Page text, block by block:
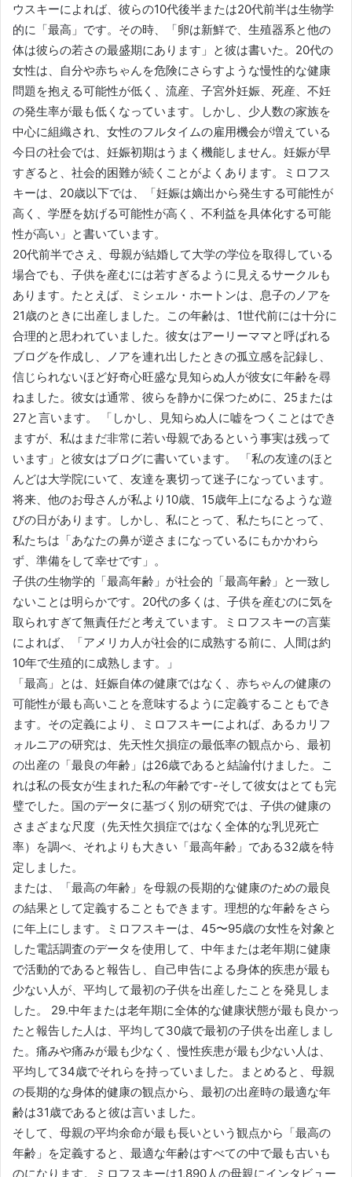
ウスキーによれば、彼らの10代後半または20代前半は生物学
的に「最高」です。その時、「卵は新鮮で、生殖器系と他の
体は彼らの若さの最盛期にあります」と彼は書いた。20代の
女性は、自分や赤ちゃんを危険にさらすような慢性的な健康
問題を抱える可能性が低く、流産、子宮外妊娠、死産、不妊
の発生率が最も低くなっています。しかし、少人数の家族を
中心に組織され、女性のフルタイムの雇用機会が増えている
今日の社会では、妊娠初期はうまく機能しません。妊娠が早
すぎると、社会的困難が続くことがよくあります。ミロフス
キーは、20歳以下では、「妊娠は嫡出から発生する可能性が
高く、学歴を妨げる可能性が高く、不利益を具体化する可能
性が高い」と書いています。
20代前半でさえ、母親が結婚して大学の学位を取得している
場合でも、子供を産むには若すぎるように見えるサークルも
あります。たとえば、ミシェル・ホートンは、息子のノアを
21歳のときに出産しました。この年齢は、1世代前には十分に
合理的と思われていました。彼女はアーリーママと呼ばれる
ブログを作成し、ノアを連れ出したときの孤立感を記録し、
信じられないほど好奇心旺盛な見知らぬ人が彼女に年齢を尋
ねました。彼女は通常、彼らを静かに保つために、25または
27と言います。 「しかし、見知らぬ人に嘘をつくことはでき
ますが、私はまだ非常に若い母親であるという事実は残って
います」と彼女はブログに書いています。 「私の友達のほと
んどは大学院にいて、友達を裏切って迷子になっています。
将来、他のお母さんが私より10歳、15歳年上になるような遊
びの日があります。しかし、私にとって、私たちにとって、
私たちは「あなたの鼻が逆さまになっているにもかかわら
ず、準備をして幸せです」。
子供の生物学的「最高年齢」が社会的「最高年齢」と一致し
ないことは明らかです。20代の多くは、子供を産むのに気を
取られすぎて無責任だと考えています。ミロフスキーの言葉
によれば、「アメリカ人が社会的に成熟する前に、人間は約
10年で生殖的に成熟します。」
「最高」とは、妊娠自体の健康ではなく、赤ちゃんの健康の
可能性が最も高いことを意味するように定義することもでき
ます。その定義により、ミロフスキーによれば、あるカリフ
ォルニアの研究は、先天性欠損症の最低率の観点から、最初
の出産の「最良の年齢」は26歳であると結論付けました。こ
れは私の長女が生まれた私の年齢です-そして彼女はとても完
璧でした。国のデータに基づく別の研究では、子供の健康の
さまざまな尺度（先天性欠損症ではなく全体的な乳児死亡
率）を調べ、それよりも大きい「最高年齢」である32歳を特
定しました。
または、「最高の年齢」を母親の長期的な健康のための最良
の結果として定義することもできます。理想的な年齢をさら
に年上にします。ミロフスキーは、45〜95歳の女性を対象と
した電話調査のデータを使用して、中年または老年期に健康
で活動的であると報告し、自己申告による身体的疾患が最も
少ない人が、平均して最初の子供を出産したことを発見しま
した。 29.中年または老年期に全体的な健康状態が最も良かっ
たと報告した人は、平均して30歳で最初の子供を出産しまし
た。痛みや痛みが最も少なく、慢性疾患が最も少ない人は、
平均して34歳でそれらを持っていました。まとめると、母親
の長期的な身体的健康の観点から、最初の出産時の最適な年
齢は31歳であると彼は言いました。
そして、母親の平均余命が最も長いという観点から「最高の
年齢」を定義すると、最適な年齢はすべての中で最も古いも
のになります。ミロフスキーは1,890人の母親にインタビュー